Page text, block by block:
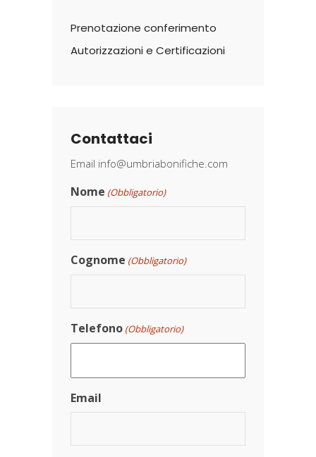
Prenotazione conferimento
Autorizzazioni e Certificazioni
Contattaci
Email info@umbriabonifiche.com
Nome (Obbligatorio)
Cognome (Obbligatorio)
Telefono (Obbligatorio)
Email